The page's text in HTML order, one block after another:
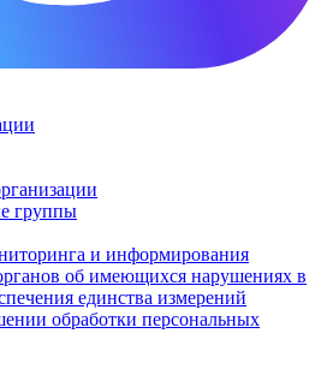
группы
и информирования
об имеющихся нарушениях в
единства измерений
обработки персональных